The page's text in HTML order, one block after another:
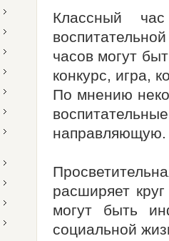
Классный
часов могут
конкурс, игра,
По мнению
направляющую.
расширяет
могут быть
социальной